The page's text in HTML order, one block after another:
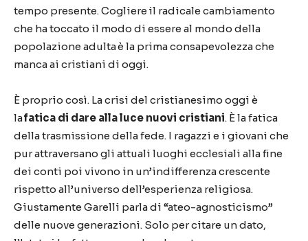
tempo presente. Cogliere il radicale cambiamento
che ha toccato il modo di essere al mondo della
popolazione adulta è la prima consapevolezza che
manca ai cristiani di oggi.
È proprio così. La crisi del cristianesimo oggi è
lafatica di dare alla luce nuovi cristiani. È la fatica
della trasmissione della fede. I ragazzi e i giovani che
pur attraversano gli attuali luoghi ecclesiali alla fine
dei conti poi vivono in un’indifferenza crescente
rispetto all’universo dell’esperienza religiosa.
Giustamente Garelli parla di “ateo-agnosticismo”
delle nuove generazioni. Solo per citare un dato,